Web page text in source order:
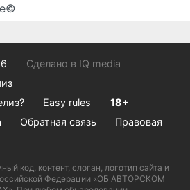
Сделано в IQ media
Easy rules
18+
Обратная связь
Правовая
код, контент, слоган, логотип сайта и
Федерации «ОБ АВТОРСКОМ